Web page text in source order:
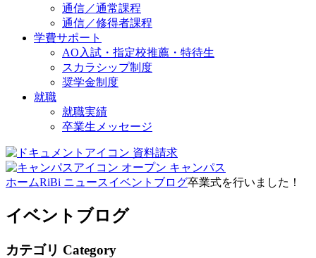
通信／通常課程
通信／修得者課程
学費サポート
AO入試・指定校推薦・特待生
スカラシップ制度
奨学金制度
就職
就職実績
卒業生メッセージ
資料請求
オープン キャンパス
ホームRiBi ニュースイベントブログ卒業式を行いました！
イベントブログ
カテゴリ Category